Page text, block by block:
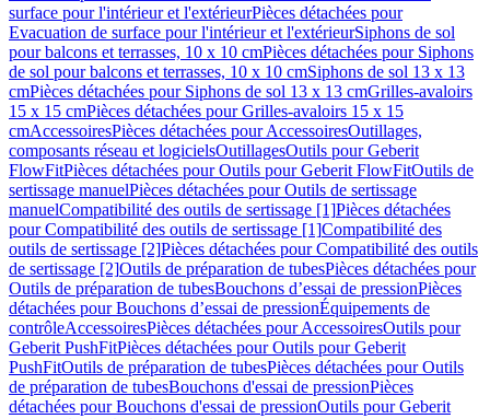
surface pour l'intérieur et l'extérieurPièces détachées pour
Evacuation de surface pour l'intérieur et l'extérieurSiphons de sol
pour balcons et terrasses, 10 x 10 cmPièces détachées pour Siphons
de sol pour balcons et terrasses, 10 x 10 cmSiphons de sol 13 x 13
cmPièces détachées pour Siphons de sol 13 x 13 cmGrilles-avaloirs
15 x 15 cmPièces détachées pour Grilles-avaloirs 15 x 15
cmAccessoiresPièces détachées pour AccessoiresOutillages,
composants réseau et logicielsOutillagesOutils pour Geberit
FlowFitPièces détachées pour Outils pour Geberit FlowFitOutils de
sertissage manuelPièces détachées pour Outils de sertissage
manuelCompatibilité des outils de sertissage [1]Pièces détachées
pour Compatibilité des outils de sertissage [1]Compatibilité des
outils de sertissage [2]Pièces détachées pour Compatibilité des outils
de sertissage [2]Outils de préparation de tubesPièces détachées pour
Outils de préparation de tubesBouchons d’essai de pressionPièces
détachées pour Bouchons d’essai de pressionÉquipements de
contrôleAccessoiresPièces détachées pour AccessoiresOutils pour
Geberit PushFitPièces détachées pour Outils pour Geberit
PushFitOutils de préparation de tubesPièces détachées pour Outils
de préparation de tubesBouchons d'essai de pressionPièces
détachées pour Bouchons d'essai de pressionOutils pour Geberit